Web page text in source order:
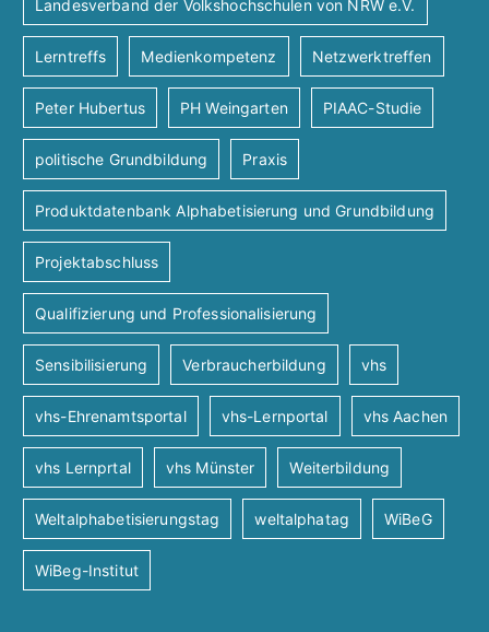
Landesverband der Volkshochschulen von NRW e.V.
Lerntreffs Medienkompetenz Netzwerktreffen
Peter Hubertus PH Weingarten PIAAC-Studie
politische Grundbildung Praxis
Produktdatenbank Alphabetisierung und Grundbildung
Projektabschluss
Qualifizierung und Professionalisierung
Sensibilisierung Verbraucherbildung vhs
vhs-Ehrenamtsportal vhs-Lernportal vhs Aachen
vhs Lernprtal vhs Münster Weiterbildung
Weltalphabetisierungstag weltalphatag WiBeG
WiBeg-Institut